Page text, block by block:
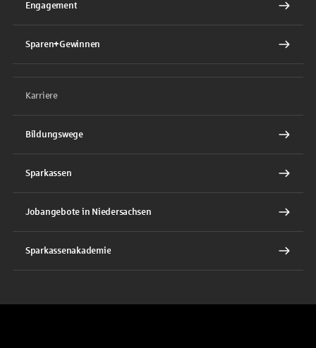
Engagement
Sparen+Gewinnen
Karriere
Bildungswege
Sparkassen
Jobangebote in Niedersachsen
Sparkassenakademie